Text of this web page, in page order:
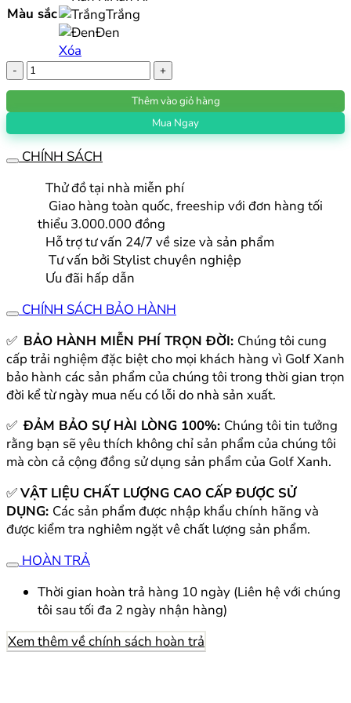
Màu sắc
Trắng
Đen
Xóa
Túi
Đựng
Tích
Hợp
Đựng
Giày
AmazingCre
lượng
Thêm vào giỏ hàng
Mua Ngay
CHÍNH SÁCH
Thử đồ tại nhà miễn phí
Giao hàng toàn quốc, freeship với đơn hàng tối
thiểu 3.000.000 đồng
Hỗ trợ tư vấn 24/7 về size và sản phẩm
Tư vấn bởi Stylist chuyên nghiệp
Ưu đãi hấp dẫn
CHÍNH SÁCH BẢO HÀNH
✅ BẢO HÀNH MIỄN PHÍ TRỌN ĐỜI: Chúng tôi cung
cấp trải nghiệm đặc biệt cho mọi khách hàng vì Golf Xanh
bảo hành các sản phẩm của chúng tôi trong thời gian trọn
đời kể từ ngày mua nếu có lỗi do nhà sản xuất.
✅ĐẢM BẢO SỰ HÀI LÒNG 100%: Chúng tôi tin tưởng
rằng bạn sẽ yêu thích không chỉ sản phẩm của chúng tôi
mà còn cả cộng đồng sử dụng sản phẩm của Golf Xanh.
✅VẬT LIỆU CHẤT LƯỢNG CAO CẤP ĐƯỢC SỬ
DỤNG: Các sản phẩm được nhập khẩu chính hãng và
được kiểm tra nghiêm ngặt vê chất lượng sản phẩm.
HOÀN TRẢ
Thời gian hoàn trả hàng 10 ngày (Liên hệ với chúng
tôi sau tối đa 2 ngày nhận hàng)
Xem thêm về chính sách hoàn trả